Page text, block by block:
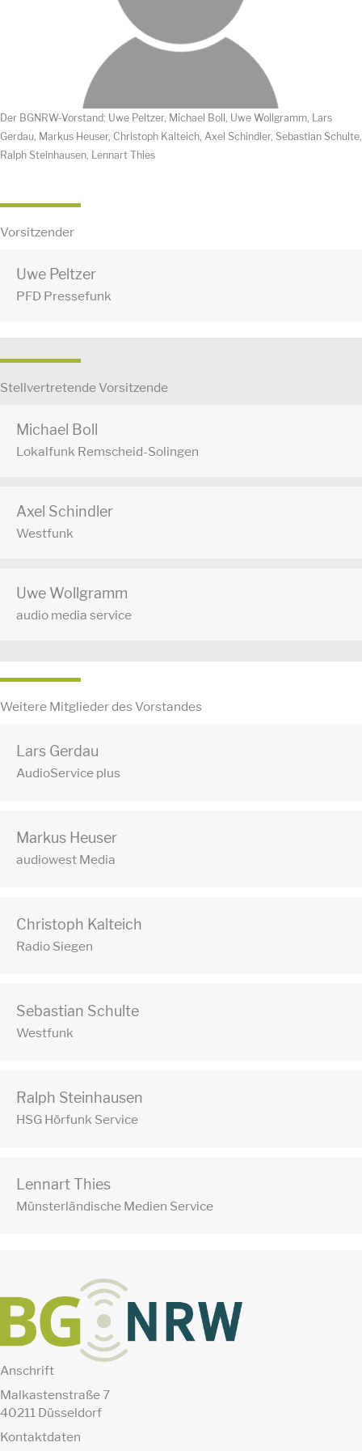
Der BGNRW-Vorstand: Uwe Peltzer, Michael Boll, Uwe Wollgramm, Lars
Gerdau, Markus Heuser, Christoph Kalteich, Axel Schindler, Sebastian Schulte,
Ralph Steinhausen, Lennart Thies
Vorsitzender
Uwe Peltzer
PFD Pressefunk
Stellvertretende Vorsitzende
Michael Boll
Lokalfunk Remscheid-Solingen
Axel Schindler
Westfunk
Uwe Wollgramm
audio media service
Weitere Mitglieder des Vorstandes
Lars Gerdau
AudioService plus
Markus Heuser
audiowest Media
Christoph Kalteich
Radio Siegen
Sebastian Schulte
Westfunk
Ralph Steinhausen
HSG Hörfunk Service
Lennart Thies
Münsterländische Medien Service
Anschrift
Malkastenstraße 7
40211 Düsseldorf
Kontaktdaten